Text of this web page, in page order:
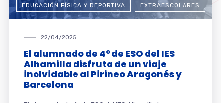
EDUCACIÓN FÍSICA Y DEPORTIVA EXTRAESCOLARES
22/04/2025
El alumnado de 4º de ESO del IES
Alhamilla disfruta de un viaje
inolvidable al Pirineo Aragonés y
Barcelona